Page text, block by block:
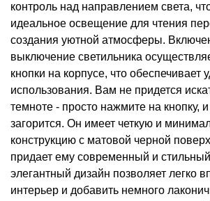
контроль над направлением света,
идеальное освещение для чтения
создания уютной атмосферы.
выключение светильника
кнопки на корпусе, что обеспечивает
использования. Вам не придется
темноте - просто нажмите на кнопку,
загорится. Он имеет четкую и
конструкцию с матовой черной
придает ему современный и
элегантный дизайн позволяет легко
интерьер и добавить немного